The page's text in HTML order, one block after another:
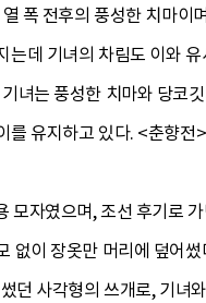
폭 전후의 풍성한 치마
데 기녀의 차림도 이와
는 풍성한 치마와 당코
유지하고 있다. <춘향
모자였으며, 조선 후기로
없이 장옷만 머리에 덮어썼
사각형의 쓰개로, 기녀